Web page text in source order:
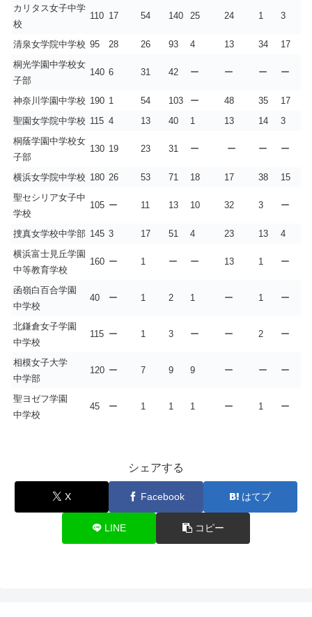
カリタス女子中学
校
110 17 54 140 25 24 1 3
清泉女学院中学校 95 28 26 93 4 13 34
17
桐光学園中学校女
子部
140 6 31 42 ー ー ー ー
神奈川学園中学校 190 1 54 103 ー 48 35
17
聖園女学院中学校 115 4 13 40 1 13 14
3
桐蔭学園中学校女
子部
130 19 23 31 ー ー ー ー
横浜女学院中学校 180 26 53 71 18 17 38
15
聖セシリア女子中
学校
105 ー 11 13 10 32 3 ー
捜真女学校中学部 145 3 17 51 4 23 13
4
横浜富士見丘学園
中等教育学校
160 ー 1 ー ー 13 1 ー
函嶺白百合学園
中学校
40 ー 1 2 1 ー 1 ー
北鎌倉女子学園
中学校
115 ー 1 3 ー ー 2 ー
相模女子大学
中学部
120 ー 7 9 9 ー ー ー
聖ヨゼフ学園
中学校
45 ー 1 1 1 ー 1 ー
シェアする
X Facebook はてブ
LINE コピー